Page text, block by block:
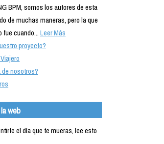
BPM, somos los autores de esta
de muchas maneras, pero la que
fue cuando...Leer Más
proyecto?
nosotros?
web
el día que te mueras, lee esto